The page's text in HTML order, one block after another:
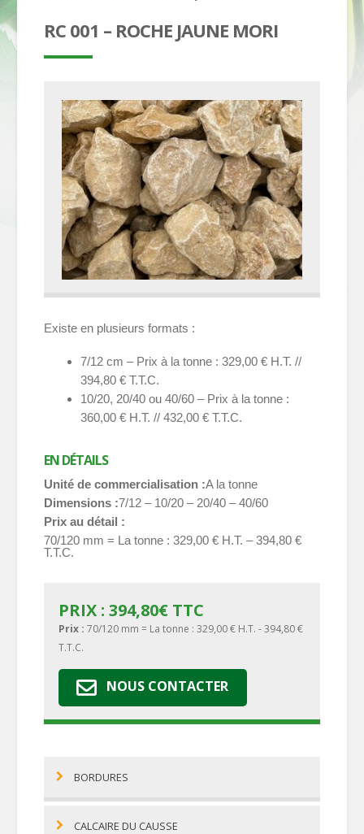
RC 001 – ROCHE JAUNE MORI
Existe en plusieurs formats :
7/12 cm – Prix à la tonne : 329,00 € H.T. //
394,80 € T.T.C.
10/20, 20/40 ou 40/60 – Prix à la tonne :
360,00 € H.T. // 432,00 € T.T.C.
EN DÉTAILS
Unité de commercialisation A la tonne
Dimensions 7/12 – 10/20 – 20/40 – 40/60
Prix au détail
70/120 mm = La tonne : 329,00 € H.T. – 394,80 €
T.T.C.
PRIX : 394,80€TTC
Prix : 70/120 mm = La tonne : 329,00 € H.T. - 394,80 €
T.T.C.
NOUS CONTACTER
BORDURES
CALCAIRE DU CAUSSE